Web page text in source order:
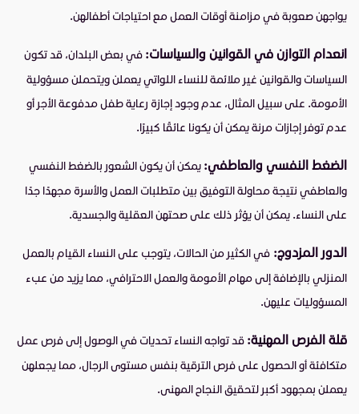
يواجهن صعوبة في مزامنة أوقات العمل مع احتياجات أطفالهن.
انعدام التوازن في القوانين والسياسات: في بعض البلدان، قد تكون
السياسات والقوانين غير ملائمة للنساء اللواتي يعملن ويتحملن مسؤولية
الأمومة. على سبيل المثال، عدم وجود إجازة رعاية طفل مدفوعة الأجر أو
عدم توفر إجازات مرنة يمكن أن يكونا عائقًا كبيرًا.
الضغط النفسي والعاطفي: يمكن أن يكون الشعور بالضغط النفسي
والعاطفي نتيجة محاولة التوفيق بين متطلبات العمل والأسرة مجهدًا جدًا
على النساء. يمكن أن يؤثر ذلك على صحتهن العقلية والجسدية.
الدور المزدوج: في الكثير من الحالات، يتوجب على النساء القيام بالعمل
المنزلي بالإضافة إلى مهام الأمومة والعمل الاحترافي، مما يزيد من عبء
المسؤوليات عليهن.
قلة الفرص المهنية: قد تواجه النساء تحديات في الوصول إلى فرص عمل
متكافئة أو الحصول على فرص الترقية بنفس مستوى الرجال، مما يجعلهن
يعملن بمجهود أكبر لتحقيق النجاح المهنى.